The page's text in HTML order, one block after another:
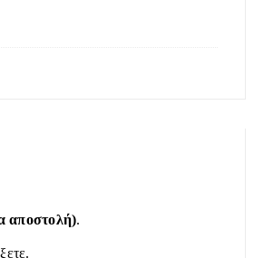
αποστολή).